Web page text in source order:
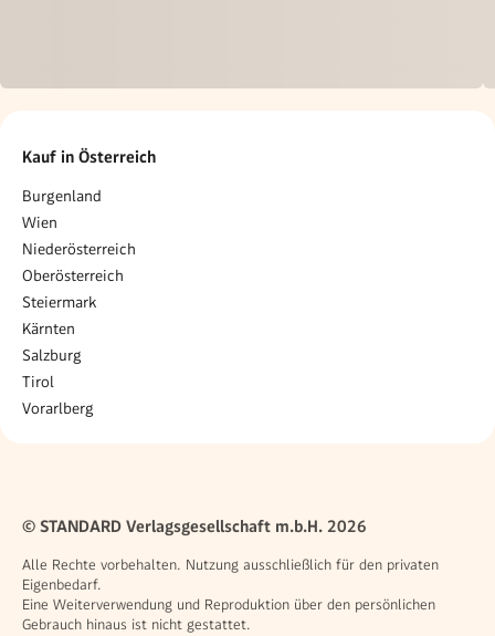
Kauf in Österreich
Burgenland
Wien
Niederösterreich
Oberösterreich
Steiermark
Kärnten
Salzburg
Tirol
Vorarlberg
© STANDARD Verlagsgesellschaft m.b.H. 2026
Alle Rechte vorbehalten. Nutzung ausschließlich für den privaten
Eigenbedarf.
Eine Weiterverwendung und Reproduktion über den persönlichen
Gebrauch hinaus ist nicht gestattet.